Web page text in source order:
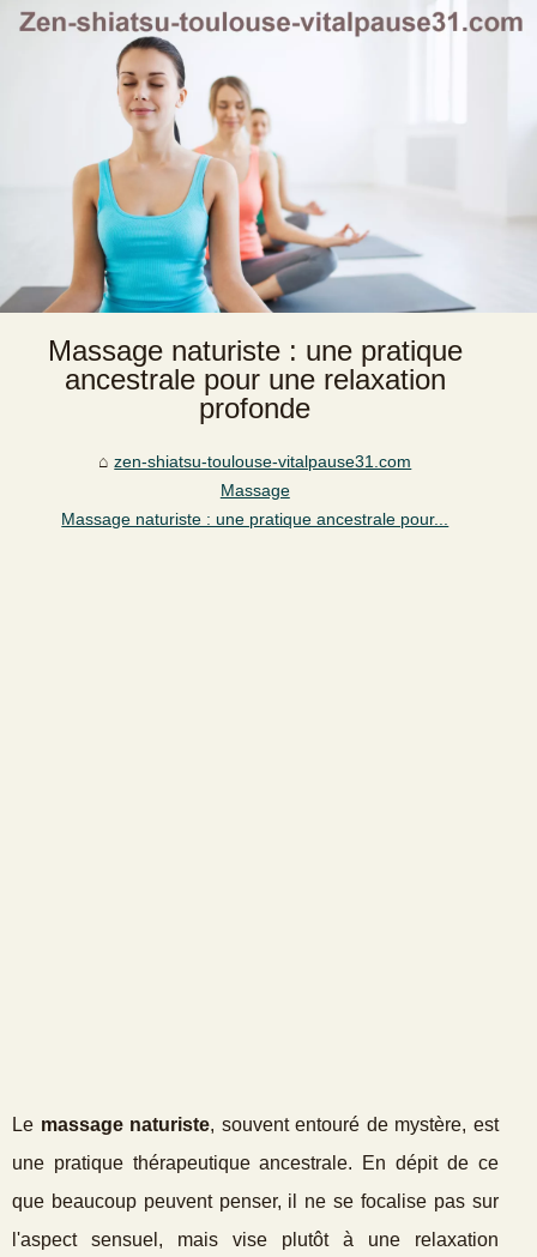
Massage naturiste : une pratique
ancestrale pour une relaxation
profonde
zen-shiatsu-toulouse-vitalpause31.com
Massage
Massage naturiste : une pratique ancestrale pour...
Le massage naturiste, souvent entouré de mystère, est
une pratique thérapeutique ancestrale. En dépit de ce
que beaucoup peuvent penser, il ne se focalise pas sur
l'aspect sensuel, mais vise plutôt à une relaxation